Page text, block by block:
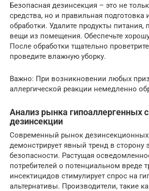
Безопасная дезинсекция – это не
средства, но и правильная подготовка
обработки. Удалите продукты питания,
вещи из помещения. Обеспечьте
После обработки тщательно
проведите влажную уборку.
Важно: При возникновении любых
аллергической реакции немедленно
Анализ рынка гипоаллергенных
дезинсекции
Современный рынок дезинсекционных
демонстрирует явный тренд в сторону
безопасности. Растущая
потребителей о потенциальном вреде
инсектицидов стимулирует спрос на
альтернативы. Производители, такие